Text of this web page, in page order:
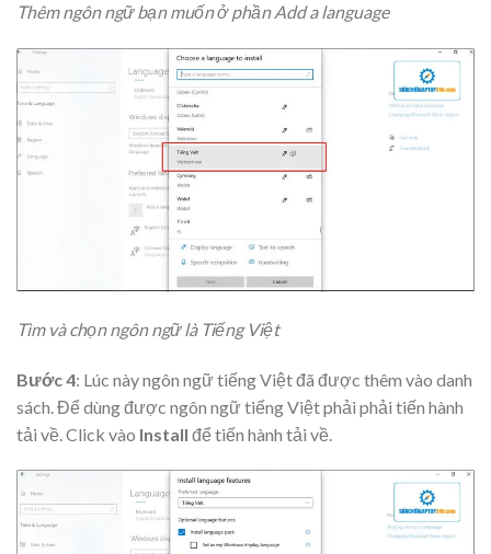
Thêm ngôn ngữ bạn muốn ở phần Add a language
Tìm và chọn ngôn ngữ là Tiếng Việt
Bước 4: Lúc này ngôn ngữ tiếng Việt đã được thêm vào danh
sách. Để dùng được ngôn ngữ tiếng Việt phải phải tiến hành
tải về. Click vào Install để tiến hành tải về.